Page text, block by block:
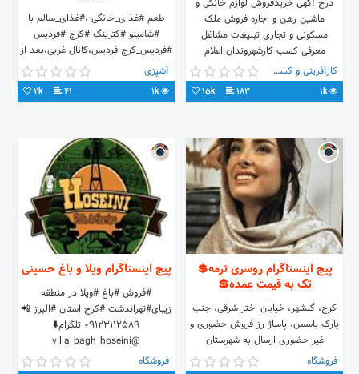
درج آگهی خریدفروش لوازم خانگی و
ماشین رهن و اجاره فروش ملک
مسکونی و تجاری تبلیغات مشاغل
معرفی کسب کارشهروندان اعلام
مراسمات اطلاعیه های صباشهر👇👇👇
کارآفرینی و کسب و کار
1k
183
15k
طعم #غذای_خانگی ،#غذای_سالم با
#شامینو #کترینگ #کرج #فردیس
#فردیس_کرج فردیس،کانال غربی،بعد از‌‌
۱۶ متری امام ،پلاک ‌۵۳۱ ☎
۰۲۶-۳۶۵۱۳۲۷۴ 📲 ۰۹۲۱-۲۸۰۳۸۰
آشپزی
1k
41
2k
پیج اینستاگرام روسری ترمه💲
تک به قیمت عمده💲
کرج، گلشهر، خیابان اختر شرقی، جنب
پارک یاسمن، پاساژ رز فروش حضوری و
غیر حضوری ارسال به شهرستان
09354273571 لینک کانال تلگرام 👈
فروشگاه
پیج اینستاگرام ویلا و باغ حسینی
#فروش #باغ #ویلا در منطقه
زیبای#تهراندشت #کرج استان #البرز 📲
09123112589 تلگرام⬇️
@villa_bagh_hoseini
فروشگاه